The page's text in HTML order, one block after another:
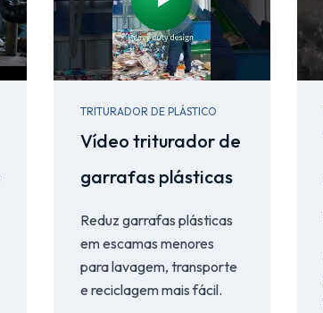
TRITURADOR DE PLÁSTICO
Vídeo triturador de
garrafas plásticas
Reduz garrafas plásticas
em escamas menores
para lavagem, transporte
e reciclagem mais fácil.